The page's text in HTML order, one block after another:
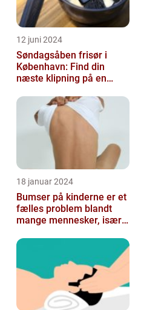
12 juni 2024
Søndagsåben frisør i
København: Find din
næste klipning på en
18 januar 2024
Bumser på kinderne er et
fælles problem blandt
mange mennesker, især
kosmetikfor...